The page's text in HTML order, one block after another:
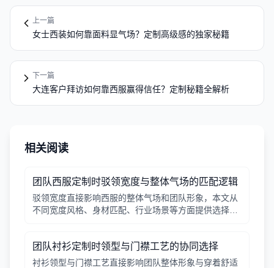
上一篇
女士西装如何靠面料显气场？定制高级感的独家秘籍
下一篇
大连客户拜访如何靠西服赢得信任？定制秘籍全解析
相关阅读
团队西服定制时驳领宽度与整体气场的匹配逻辑
驳领宽度直接影响西服的整体气场和团队形象，本文从
不同宽度风格、身材匹配、行业场景等方面提供选择逻
团队衬衫定制时领型与门襟工艺的协同选择
衬衫领型与门襟工艺直接影响团队整体形象与穿着舒适